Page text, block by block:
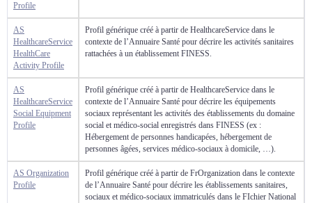
Profile
AS
HealthcareService
HealthCare
Activity Profile
Profil générique créé à partir de HealthcareService dans le
contexte de l’Annuaire Santé pour décrire les activités sanitaires
rattachées à un établissement FINESS.
AS
HealthcareService
Social Equipment
Profile
Profil générique créé à partir de HealthcareService dans le
contexte de l’Annuaire Santé pour décrire les équipements
sociaux représentant les activités des établissements du domaine
social et médico-social enregistrés dans FINESS (ex :
Hébergement de personnes handicapées, hébergement de
personnes âgées, services médico-sociaux à domicile, …).
AS Organization
Profile
Profil générique créé à partir de FrOrganization dans le contexte
de l’Annuaire Santé pour décrire les établissements sanitaires,
sociaux et médico-sociaux immatriculés dans le FIchier National